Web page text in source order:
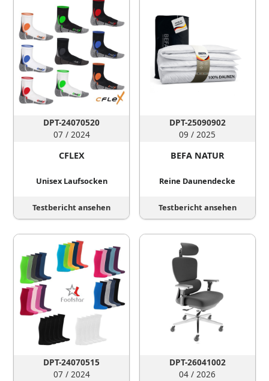
DPT-24070520
07 / 2024
CFLEX
Unisex Laufsocken
Testbericht ansehen
DPT-25090902
09 / 2025
BEFA NATUR
Reine Daunendecke
Testbericht ansehen
DPT-24070515
07 / 2024
DPT-26041002
04 / 2026